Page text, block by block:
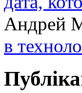
Андрей
в